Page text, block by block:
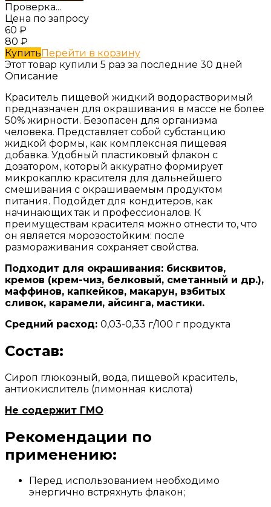
Проверка...
Цена по запросу
60 ₽
80 ₽
КупитьПерейти в корзину
Этот товар купили 5 раз за последние 30 дней
Описание
Краситель пищевой жидкий водорастворимый
предназначен для окрашивания в массе не более
50% жирности. Безопасен для организма
человека. Представляет собой субстанцию
жидкой формы, как комплексная пищевая
добавка. Удобный пластиковый флакон с
дозатором, который аккуратно формирует
микрокаплю красителя для дальнейшего
смешивания с окрашиваемым продуктом
питания. Подойдет для кондитеров, как
начинающих так и профессионалов. К
преимуществам красителя можно отнести то, что
он является морозостойким: после
размораживания сохраняет свойства.
Подходит для окрашивания: бисквитов,
кремов (крем-чиз, белковый, сметанный и др.),
маффинов, капкейков, макарун, взбитых
сливок, карамели, айсинга, мастики.
Средний расход: 0,03-0,33 г/100 г продукта
Состав:
Сироп глюкозный, вода, пищевой краситель,
антиокислитель (лимонная кислота)
Не содержит ГМО
Рекомендации по
применению:
Перед использованием необходимо
энергично встряхнуть флакон;